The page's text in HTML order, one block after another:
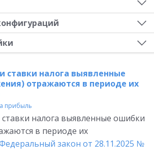
ставки налога выявленные
отражаются в периоде их
прибыль
налога выявленные ошибки
в периоде их
закон от 28.11.2025 №